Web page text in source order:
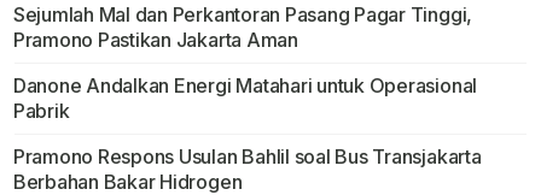
Sejumlah Mal dan Perkantoran Pasang Pagar Tinggi,
Pramono Pastikan Jakarta Aman
Danone Andalkan Energi Matahari untuk Operasional
Pabrik
Pramono Respons Usulan Bahlil soal Bus Transjakarta
Berbahan Bakar Hidrogen